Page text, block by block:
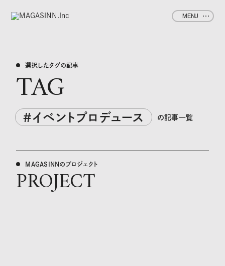
MENU
選択したタグの記事
TAG
#イベントプロデュース の記事一覧
MAGASINNのプロジェクト
PROJECT